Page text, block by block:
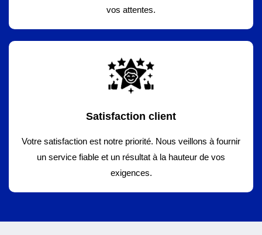
vos attentes.
Satisfaction client
Votre satisfaction est notre priorité. Nous veillons à fournir
un service fiable et un résultat à la hauteur de vos
exigences.